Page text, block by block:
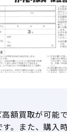
額買取が可能
。また、購入